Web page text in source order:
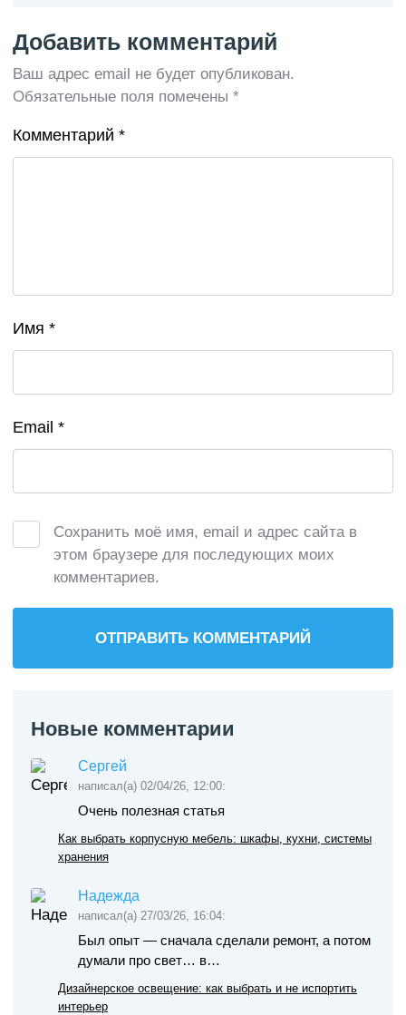
Новые комментарии
Сергей
написал(а) 02/04/26, 12:00:
Очень полезная статья
Как выбрать корпусную мебель: шкафы, кухни, системы
хранения
Надежда
написал(а) 27/03/26, 16:04:
Был опыт — сначала сделали ремонт, а потом
думали про свет… в…
Дизайнерское освещение: как выбрать и не испортить
интерьер
Добавить комментарий
Ваш адрес email не будет опубликован.
Обязательные поля помечены *
Комментарий *
Имя *
Email *
Сохранить моё имя, email и адрес сайта в
этом браузере для последующих моих
комментариев.